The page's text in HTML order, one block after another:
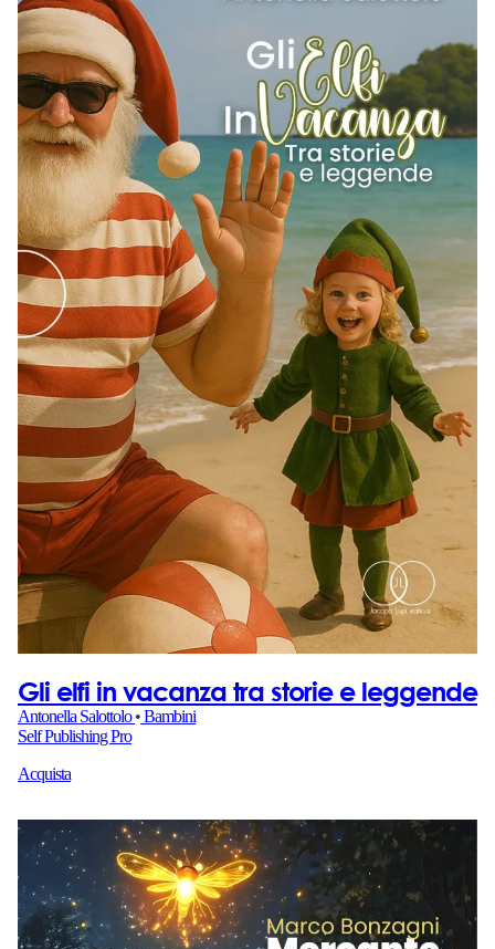
Gli elfi in vacanza tra storie e leggende
Antonella Salottolo•Bambini
Self Publishing Pro
Acquista